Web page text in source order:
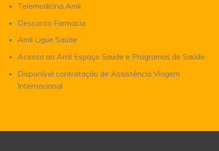
Telemedicina Amil
Desconto Farmácia
Amil Ligue Saúde
Acesso ao Amil Espaço Saúde e Programas de Saúde
Disponível contratação de Assistência Viagem
Internacional